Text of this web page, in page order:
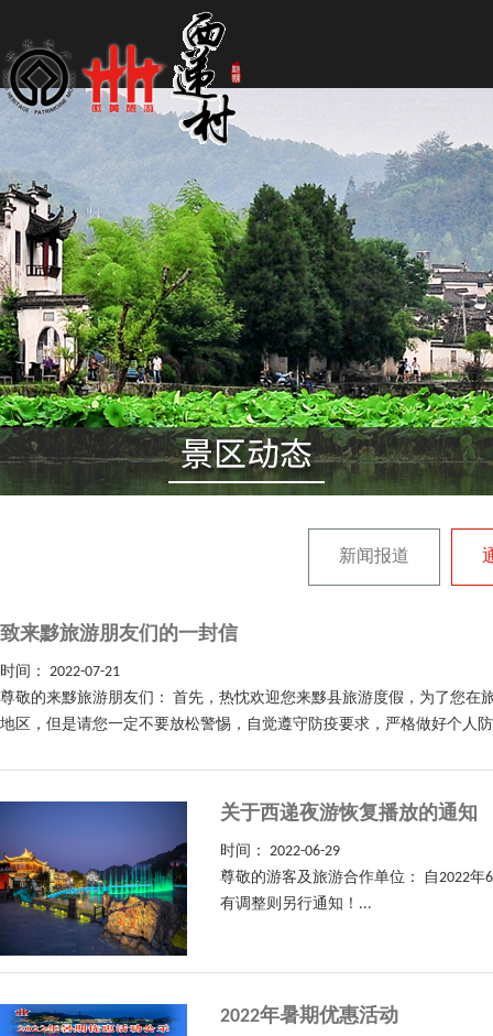
新闻报道
致来黟旅游朋友们的一封信
时间： 2022-07-21
尊敬的来黟旅游朋友们： 首先，热忱欢迎您来黟县旅游度假，为了您
地区，但是请您一定不要放松警惕，自觉遵守防疫要求，严格做好个人
关于西递夜游恢复播放的通知
时间： 2022-06-29
尊敬的游客及旅游合作单位： 自2022
有调整则另行通知！...
2022年暑期优惠活动